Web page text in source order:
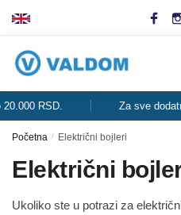
RSD. Za sve
Početna / Električni bojleri
Električni
Ukoliko ste u potrazi za